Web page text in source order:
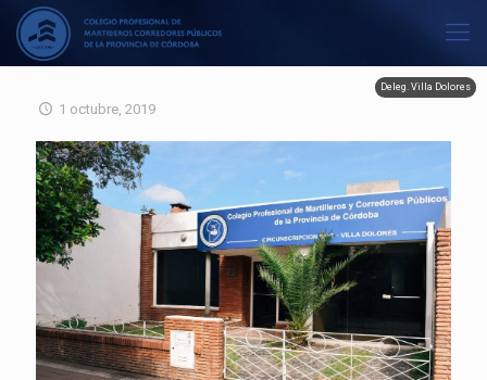
1 octubre, 2019
Deleg. Villa Dolores